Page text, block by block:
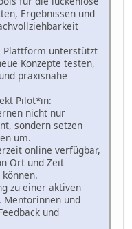
Ergebnissen und
Plattform unterstützt
Konzepte testen,
praxisnahe
Pilot*in:
nicht nur
sondern setzen
um.
online verfügbar,
Ort und Zeit
zu einer aktiven
Mentorinnen und
und